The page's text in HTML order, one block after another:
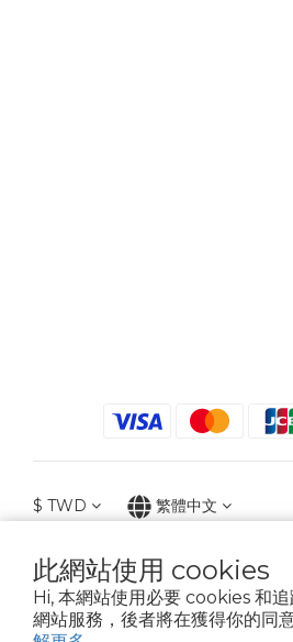
此網站使用 cookies
Hi, 本網站使用必要 cookies 和
網站服務，後者將在獲得你的同
$ TWD 繁體中文
2021 © iGreenbag | DoaBag | Working Hrs
659-5號3樓 | 02-2903-8800 | 統編 :